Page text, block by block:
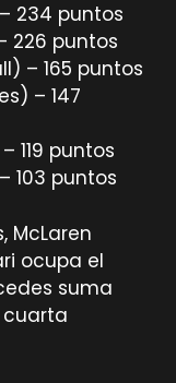
234 puntos
226 puntos
– 165 puntos
– 147
119 puntos
103 puntos
McLaren
ocupa el
suma
cuarta